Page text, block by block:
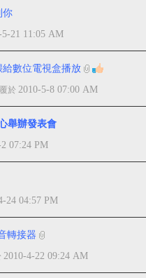
你
5-21 11:05 AM
數位電視盒播放
於 2010-5-8 07:00 AM
舉辦發表會
07:24 PM
24 04:57 PM
轉接器
2010-4-22 09:24 AM